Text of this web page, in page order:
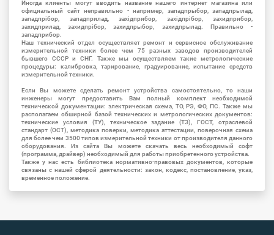
Иногда клиенты могут вводить название нашего интернет магазина или
официальный сайт неправильно - например, западпрыбор, западпрылад,
западпрібор, западприлад, західприбор, західпрібор, захидприбор,
захидприлад, захидпрібор, захидпрыбор, захидпрылад. Правильно -
западприбор.
Наш технический отдел осуществляет ремонт и сервисное обслуживание
измерительной техники более чем 75 разных заводов производителей
бывшего СССР и СНГ. Также мы осуществляем такие метрологические
процедуры: калибровка, тарирование, градуирование, испытание средств
измерительной техники.
Если Вы можете сделать ремонт устройства самостоятельно, то наши
инженеры могут предоставить Вам полный комплект необходимой
технической документации: электрическая схема, ТО, РЭ, ФО, ПС. Также мы
располагаем обширной базой технических и метрологических документов:
технические условия (ТУ), техническое задание (ТЗ), ГОСТ, отраслевой
стандарт (ОСТ), методика поверки, методика аттестации, поверочная схема
для более чем 3500 типов измерительной техники от производителя данного
оборудования. Из сайта Вы можете скачать весь необходимый софт
(программа, драйвер) необходимый для работы приобретенного устройства.
Также у нас есть библиотека нормативно-правовых документов, которые
связаны с нашей сферой деятельности: закон, кодекс, постановление, указ,
временное положение.